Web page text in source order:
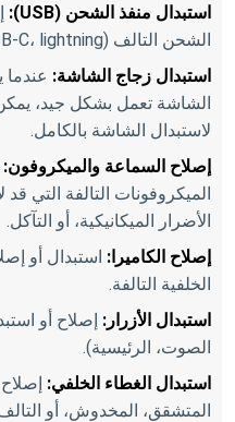
استبدال منفذ الشحن (USB):
الشحن التالف (microUSB، USB-C، lightning).
استبدال زجاج الشاشة: عندما
الشاشة تعمل بشكل جيد،
لاستبدال الشاشة بالكامل.
إصلاح السماعة والميكروفون:
الميكروفونات التالفة التي
الأضرار الميكانيكية، أو التآكل.
إصلاح الكاميرا: استبدال أو
الخلفية التالفة.
استبدال الأزرار: إصلاح أو
الصوت، الرئيسية).
استبدال الغطاء الخلفي:
المتشقق، المخدوش، أو